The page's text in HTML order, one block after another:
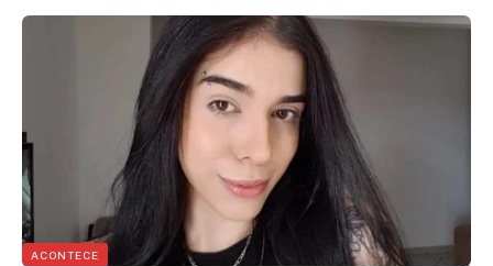
ACONTECE